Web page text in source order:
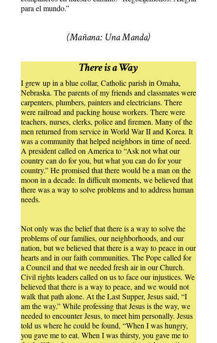
para el mundo.”
(Mañana: Una Manda)
There is a Way
I grew up in a blue collar, Catholic parish in Omaha,
Nebraska. The parents of my friends and classmates were
carpenters, plumbers, painters and electricians. There
were railroad and packing house workers. There were
teachers, nurses, clerks, police and firemen. Many of the
men returned from service in World War II and Korea. It
was a community that helped neighbors in time of need.
A president called on America to “Ask not what our
country can do for you, but what you can do for your
country.” He promised that there would be a man on the
moon in a decade. In difficult moments, we believed that
there was a way to solve problems and to address human
needs.
Not only was the belief that there is a way to solve the
problems of our families, our neighborhoods, and our
nation, but we believed that there is a way to peace in our
hearts and in our faith communities. The Pope called for
a Council and that we needed fresh air in our Church.
Civil rights leaders called on us to face our injustices. We
believed that there is a way to peace, and we would not
walk that path alone. At the Last Supper, Jesus said, “I
am the way.” While professing that Jesus is the way, we
needed to encounter Jesus, to meet him personally. Jesus
told us where he could be found, “When I was hungry,
you gave me to eat. When I was thirsty, you gave me to